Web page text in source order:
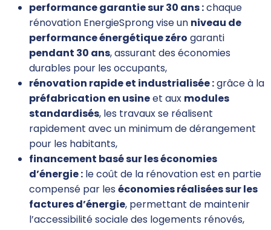
performance garantie sur 30 ans :chaque
rénovation EnergieSprong vise un niveau de
performance énergétique zéro garanti
pendant 30 ans, assurant des économies
durables pour les occupants,
rénovation rapide et industrialisée :grâce à la
préfabrication en usineet aux modules
standardisés, les travaux se réalisent
rapidement avec un minimum de dérangement
pour les habitants,
financement basé sur les économies
d’énergie : le coût de la rénovation est en partie
compensé par les économies réalisées sur les
factures d’énergie, permettant de maintenir
l’accessibilité sociale des logements rénovés,